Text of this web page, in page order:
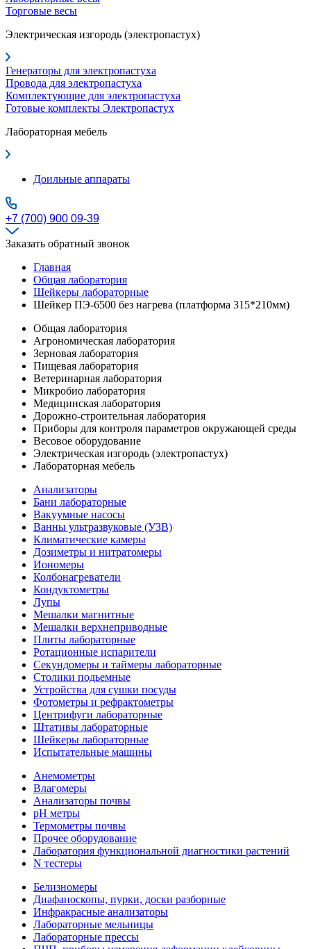
Торговые весы
Электрическая изгородь (электропастух)
Генераторы для электропастуха
Провода для электропастуха
Комплектующие для электропастуха
Готовые комплекты Электропастух
Лабораторная мебель
Доильные аппараты
+7 (700) 900 09-39
Заказать обратный звонок
Главная
Общая лаборатория
Шейкеры лабораторные
Шейкер ПЭ-6500 без нагрева (платформа 315*210мм)
Общая лаборатория
Агрономическая лаборатория
Зерновая лаборатория
Пищевая лаборатория
Ветеринарная лаборатория
Микробио лаборатория
Медицинская лаборатория
Дорожно-строительная лаборатория
Приборы для контроля параметров окружающей среды
Весовое оборудование
Электрическая изгородь (электропастух)
Лабораторная мебель
Анализаторы
Бани лабораторные
Вакуумные насосы
Ванны ультразвуковые (УЗВ)
Климатические камеры
Дозиметры и нитратомеры
Иономеры
Колбонагреватели
Кондуктометры
Лупы
Мешалки магнитные
Мешалки верхнеприводные
Плиты лабораторные
Ротационные испарители
Секундомеры и таймеры лабораторные
Столики подьемные
Устройства для сушки посуды
Фотометры и рефрактометры
Центрифуги лабораторные
Штативы лабораторные
Шейкеры лабораторные
Испытательные машины
Анемометры
Влагомеры
Анализаторы почвы
pH метры
Термометры почвы
Прочее оборудование
Лаборатория функциональной диагностики растений
N тестеры
Белизномеры
Диафаноскопы, пурки, доски разборные
Инфракрасные анализаторы
Лабораторные мельницы
Лабораторные прессы